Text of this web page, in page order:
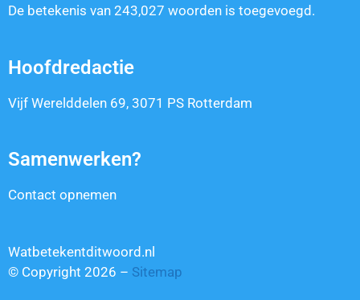
De betekenis van 243,027 woorden is toegevoegd.
Hoofdredactie
Vijf Werelddelen 69, 3071 PS Rotterdam
Samenwerken?
Contact opnemen
Watbetekentditwoord.nl
© Copyright 2026 – Sitemap